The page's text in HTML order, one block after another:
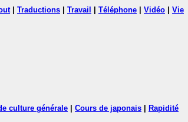
| Traductions Travail Téléphone Vidéo
Vie
culture générale Cours de japonais
Rapidité